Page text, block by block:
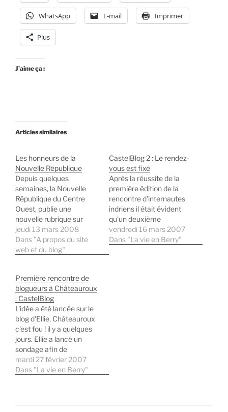
WhatsApp E-mail Imprimer
Plus
J’aime ça :
Articles similaires
Les honneurs de la
Nouvelle République
Depuis quelques
semaines, la Nouvelle
République du Centre
Ouest, publie une
nouvelle rubrique sur
l'agglomération
castelroussine. A
l'intérieur de celle-ci, un
local. Le premier a avoir
les honneurs de cet
espace, fut naturellement
celui d'Ellie, Châteauroux
c'est fou !. La…
jeudi 13 mars 2008
Dans "A propos du site
web et du blog"
CastelBlog 2 : Le rendez-
vous est fixé
Après la réussite de la
première édition de la
rencontre d'internautes
indriens il était évident
qu'un deuxième
CastelBlog* se devait de
voir le jour. C'est donc
vendredi 16 mars 2007
Dans "La vie en Berry"
Première rencontre de
blogueurs à Châteauroux
: CastelBlog
L'idée a été lancée sur le
blog d'Ellie, Châteauroux
c'est fou ! il y a quelques
jours. Ellie a lancé un
sondage afin de
déterminer une date et
un lieu. Le premier
mardi 27 février 2007
Dans "La vie en Berry"